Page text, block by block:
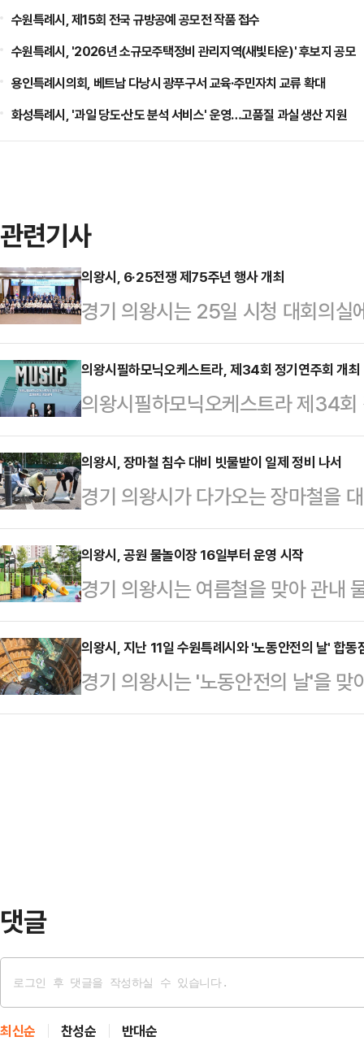
수원특례시, 제15회 전국 규방공예 공모전 작품 접수
수원특례시, '2026년 소규모주택정비 관리지역(새빛타운)' 후보지 공모
용인특례시의회, 베트남 다낭시 광푸구서 교육·주민자치 교류 확대
화성특례시, '과일 당도·산도 분석 서비스' 운영…고품질 과실 생산 지원
관련기사
의왕시, 6·25전쟁 제75주년 행사 개최
경기 의왕시는 25일 시청 대회의
다고 밝혔다.이번 행사는 조국을 위
고, 시민들과 함께 자유와 평화의
다.김성제 의왕시장을 비롯해 6.25
시의회 의원과 시민 등 200여 명이
헌정 공연 △유공자 표창 △회고사
진행됐다.이날 행사에서는 보훈·안
됐다.정무권 6.25전…
의왕시필하모닉오케스트라, 제34회 정기연주회 개최
의왕시필하모닉오케스트라 제34
계원예술대학교 우경아트홀에서
하모닉오케스트라의 서른네 번째
아 본 영화 속 명곡들을 오케스트라
동시에 선사할 예정이다.초여름 저
사라지다', '시네마 천국', '미션 임
추억의 영화 테마음악은 물론, 독창
라이터 장재인이 오케스…
의왕시, 장마철 침수 대비 빗물받이 일제 정비 나서
경기 의왕시가 다가오는 장마철을
고 나섰다.시는 지난 16일부터 오
동안 침수 피해를 유발할 가능성이
방침이다.시에서는 그동안 주요 도
로 추진해 왔으며, 이번 정비 주간
거 침수 피해 이력이 있거나 저지대
을 진행할 예정이다.특히, 경기도
등의 인력을 활…
의왕시, 공원 물놀이장 16일부터 운영 시작
경기 의왕시는 여름철을 맞아 관내
고 13일 밝혔다.시는 아이들이 시
장을 개장하고 있으며, 올해는 예년
주 앞당긴 오는 16일부터 물놀이장
다.물놀이장 운영 장소는 가막들공
의왕시, 지난 11일 수원특례시와 '노동안전의 날' 합동
경기 의왕시는 '노동안전의 날'을
설 현장 안전 점검을 진행했다고
댓글
최신순 찬성순 반대순